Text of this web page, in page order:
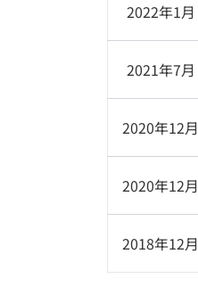
2022年1月
2021年7月
2020年12月
2020年12月
2018年12月